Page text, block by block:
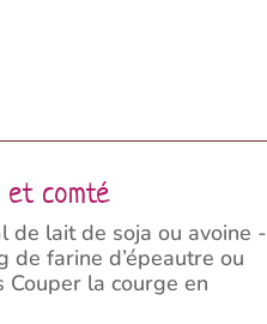
et comté
de lait de soja ou avoine -
farine d’épeautre ou
la courge en